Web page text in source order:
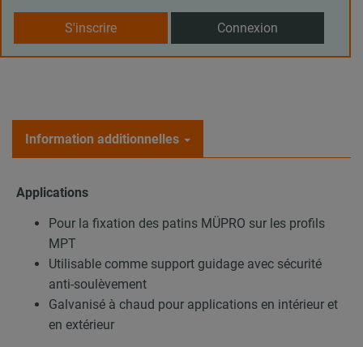
S'inscrire Connexion
Information additionnelles
Applications
Pour la fixation des patins MÜPRO sur les profils
MPT
Utilisable comme support guidage avec sécurité
anti-soulèvement
Galvanisé à chaud pour applications en intérieur et
en extérieur